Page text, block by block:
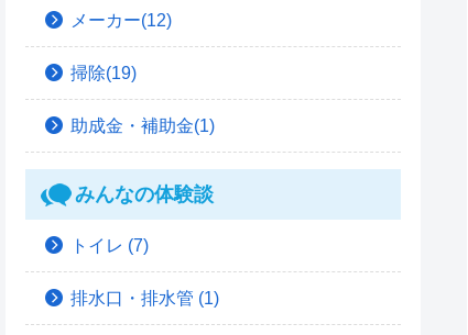
メーカー(12)
掃除(19)
助成金・補助金(1)
みんなの体験談
トイレ (7)
排水口・排水管 (1)